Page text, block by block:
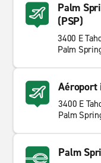
Palm
(PSP)
3400 E
Palm
Aéroport
3400 E
Palm
Palm